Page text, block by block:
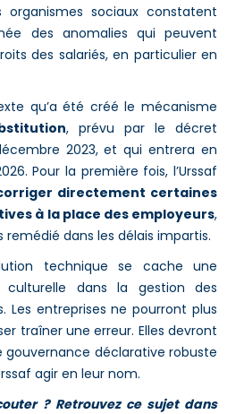
organismes sociaux constatent
des anomalies qui peuvent
des salariés, en particulier en
qu’a été créé le mécanisme
, prévu par le décret
2023, et qui entrera en
Pour la première fois, l’Urssaf
directement certaines
à la place des employeurs,
remédié dans les délais impartis.
technique se cache une
culturelle dans la gestion des
Les entreprises ne pourront plus
traîner une erreur. Elles devront
déclarative robuste
agir en leur nom.
? Retrouvez ce sujet dans